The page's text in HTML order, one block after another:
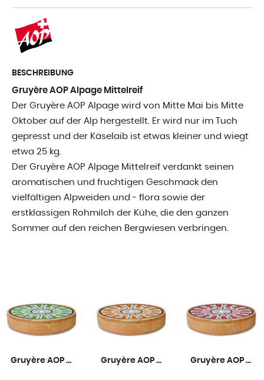
BESCHREIBUNG
Gruyère AOP Alpage Mittelreif
Der Gruyère AOP Alpage wird von Mitte Mai bis Mitte
Oktober auf der Alp hergestellt. Er wird nur im Tuch
gepresst und der Käselaib ist etwas kleiner und wiegt
etwa 25 kg.
Der Gruyère AOP Alpage Mittelreif verdankt seinen
aromatischen und fruchtigen Geschmack den
vielfältigen Alpweiden und - flora sowie der
erstklassigen Rohmilch der Kühe, die den ganzen
Sommer auf den reichen Bergwiesen verbringen.
Gruyère AOP Mild 6 Monate Gruyère AOP Mittelreif 9 Monate Gruyère AOP Rezent 12 Monate